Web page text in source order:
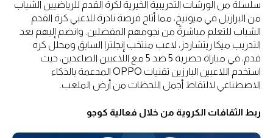
سلسلة من الورشات التدريبية الخيرية لكرة القدم للرياضيين الشباب
من البرازيل في ميونيخ، مما أتاح فرصة نادرة للاعبي كرة القدم
الشباب للتعلم مباشرةً من نجومهم المفضلين. وانضم إليهم بعد
التدريب ميكا ريتشاردز، لاعب منتخب إنجلترا السابق ومحلل كره
قدم، في مباراة حصرية 5 ضد 5 مع اللاعبين الصاعدين، حيث
استخدم اللاعبين البارزين تقنيات OPPO المدعمة بالذكاء
الاصطناعي لالتقاط أجمل اللحظات من أرض الملعب.
ربط الثقافات الكروية من خلال فعالية كوجو